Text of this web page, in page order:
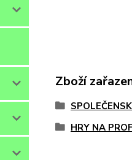
Zboží
HRY NA